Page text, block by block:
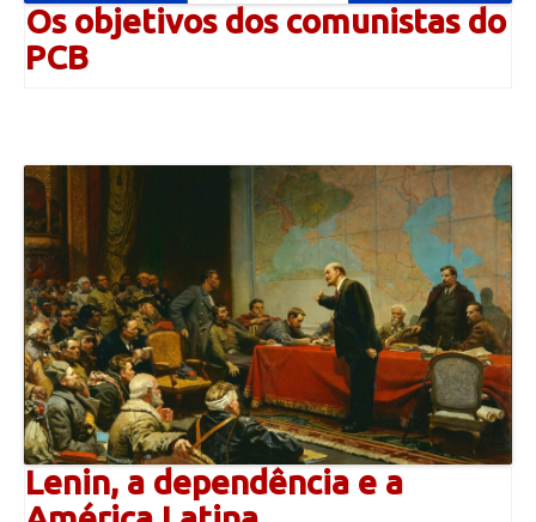
Os objetivos dos comunistas do
PCB
Lenin, a dependência e a